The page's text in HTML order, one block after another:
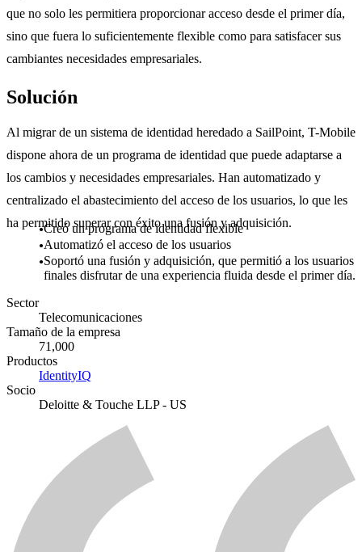
que no solo les permitiera proporcionar acceso desde el primer día,
sino que fuera lo suficientemente flexible como para satisfacer sus
cambiantes necesidades empresariales.
Solución
Al migrar de un sistema de identidad heredado a SailPoint, T-Mobile
dispone ahora de un programa de identidad que puede adaptarse a
los cambios y necesidades empresariales. Han automatizado y
centralizado el abastecimiento del acceso de los usuarios, lo que les
ha permitido superar con éxito una fusión y adquisición.
Creó un programa de identidad flexible
Automatizó el acceso de los usuarios
Soportó una fusión y adquisición, que permitió a los usuarios
finales disfrutar de una experiencia fluida desde el primer día.
Sector
Telecomunicaciones
Tamaño de la empresa
71,000
Productos
IdentityIQ
Socio
Deloitte & Touche LLP - US